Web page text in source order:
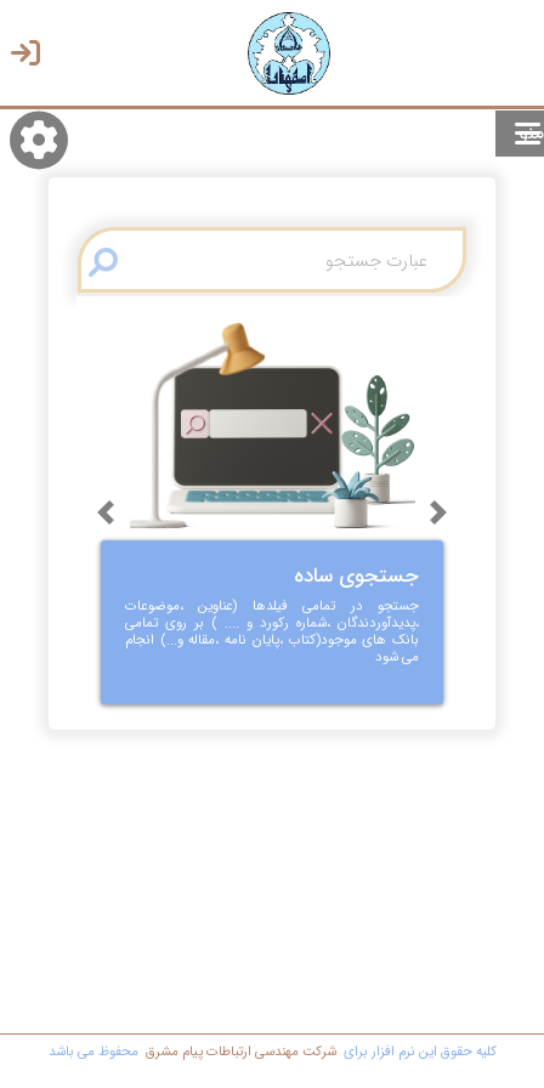
منو
انتخاب زبان
جستجوی ساده
جستجو در تمامی فیلدها (عناوین ،موضوعات
،پدیدآوردندگان ،شماره رکورد و .... ) بر روی تمامی
بانک های موجود(کتاب ،پایان نامه ،مقاله و...) انجام
می شود
Previous Next
کليه حقوق اين نرم افزار برای شرکت مهندسي ارتباطات پیام مشرق محفوظ مي باشد